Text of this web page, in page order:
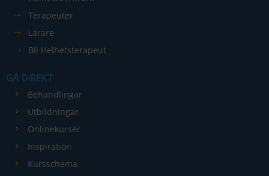
Terapeuter
Lärare
Bli Helhetsterapeut
GÅ DIREKT
Behandlingar
Utbildningar
Onlinekurser
Inspiration
Kursschema